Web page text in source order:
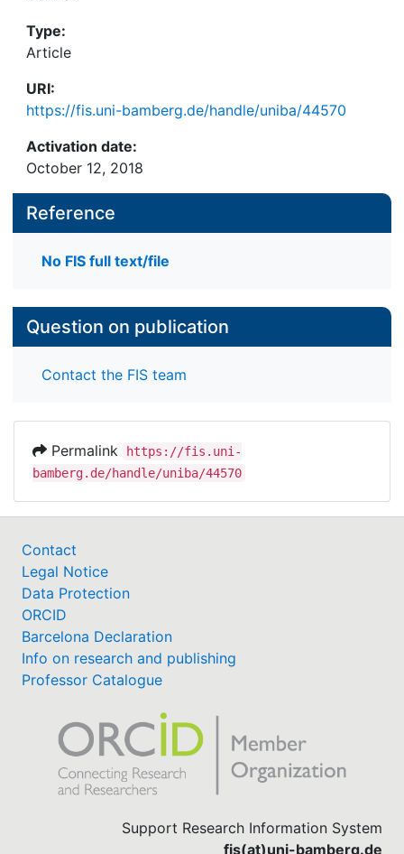
Type:
Article
URI:
https://fis.uni-bamberg.de/handle/uniba/44570
Activation date:
October 12, 2018
Reference
No FIS full text/file
Question on publication
Contact the FIS team
Permalink
https://fis.uni-
bamberg.de/handle/uniba/44570
Contact
Legal Notice
Data Protection
ORCID
Barcelona Declaration
Info on research and publishing
Professor Catalogue
Support Research Information System
fis(at)uni-bamberg.de